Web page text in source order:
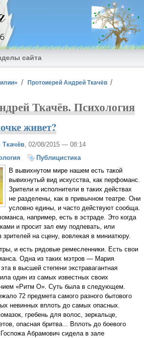
сайта
Протоиерей Андрей Ткачёв
Ткачёв. Психология
живет?
Ткачёв , 02/08/2015 — 08:14
Публицистика
В вывихнутом мире нашем есть такой
вывихнутый вид искусства, как перфоманс.
Зрители и исполнители в таких действах
не разделены, как в привычном театре. Они
условно едины, и часто действуют сообща.
например, есть в эстраде. Это когда
и просит зал ему подпевать, или
зрителей на сцену, вовлекая в миниатюру.
и есть рядовые ремесленники. Есть свои
Одна из таких мэтров — Мария
в высшей степени экстравагантная
один из самых известных своих
«Ритм О». Суть была в следующем.
72 предмета самого разного бытового
невинных вплоть до самых опасных.
гребень для волос, зеркальце,
опасная бритва... Вплоть до боевого
Абрамович сидела в зале